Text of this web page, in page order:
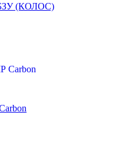
БЗУ (КОЛОС)